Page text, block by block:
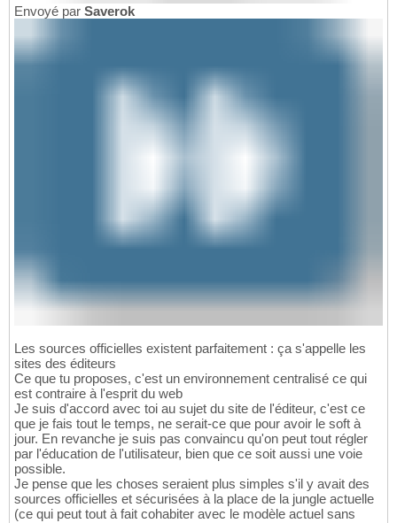
Envoyé par Saverok
Les sources officielles existent parfaitement : ça s'appelle les
sites des éditeurs
Ce que tu proposes, c'est un environnement centralisé ce qui
est contraire à l'esprit du web
Je suis d'accord avec toi au sujet du site de l'éditeur, c'est ce
que je fais tout le temps, ne serait-ce que pour avoir le soft à
jour. En revanche je suis pas convaincu qu'on peut tout régler
par l'éducation de l'utilisateur, bien que ce soit aussi une voie
possible.
Je pense que les choses seraient plus simples s'il y avait des
sources officielles et sécurisées à la place de la jungle actuelle
(ce qui peut tout à fait cohabiter avec le modèle actuel sans